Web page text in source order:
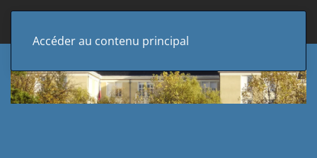
Accéder au contenu principal